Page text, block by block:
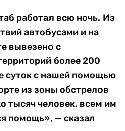
работал всю ночь. Из
автобусами и на
вывезено с
более 200
суток с нашей помощью
из зоны обстрелов
тысяч человек, всем им
помощь», — сказал